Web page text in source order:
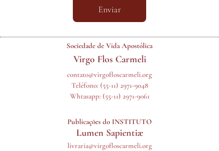
Enviar
Sociedade de Vida Apostólica
Virgo Flos Carmeli
contato@virgofloscarmeli.org
Teléfono: (55-11) 2971-9048
Whtasapp: (55-11) 2971-9061
Publicações do INSTITUTO
Lumen Sapientiæ
livraria@virgofloscarmeli.org